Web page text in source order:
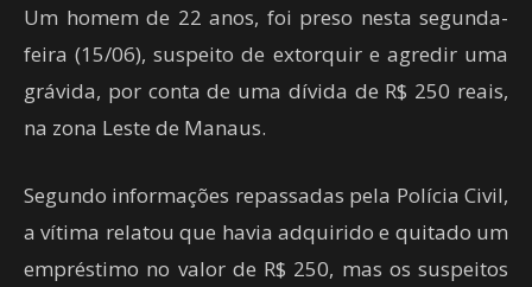
Um homem de 22 anos, foi preso nesta segunda-
feira (15/06), suspeito de extorquir e agredir uma
grávida, por conta de uma dívida de R$ 250 reais,
na zona Leste de Manaus.
Segundo informações repassadas pela Polícia Civil,
a vítima relatou que havia adquirido e quitado um
empréstimo no valor de R$ 250, mas os suspeitos